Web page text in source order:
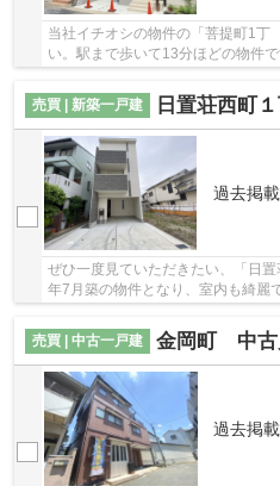
当社イチオシの物件の「菩提町1
い。駅まで歩いて13分ほどの物件
売買 | 新築一戸建
日置荘西町
過去掲
ぜひ一度見ていただきたい、「日
年7月築の物件となり、室内も綺麗
売買 | 中古一戸建
金岡町 中古
過去掲